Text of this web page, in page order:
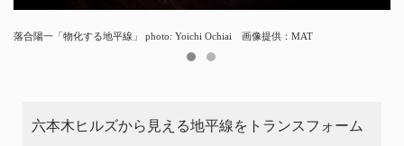
落合陽⼀「物化する地平線」 photo: Yoichi Ochiai 画像提供：MAT
落合陽⼀「物化する地平線」 photo: Yoichi Ochiai 画像提供：MAT
六本⽊ヒルズから⾒える地平線をトランスフォーム